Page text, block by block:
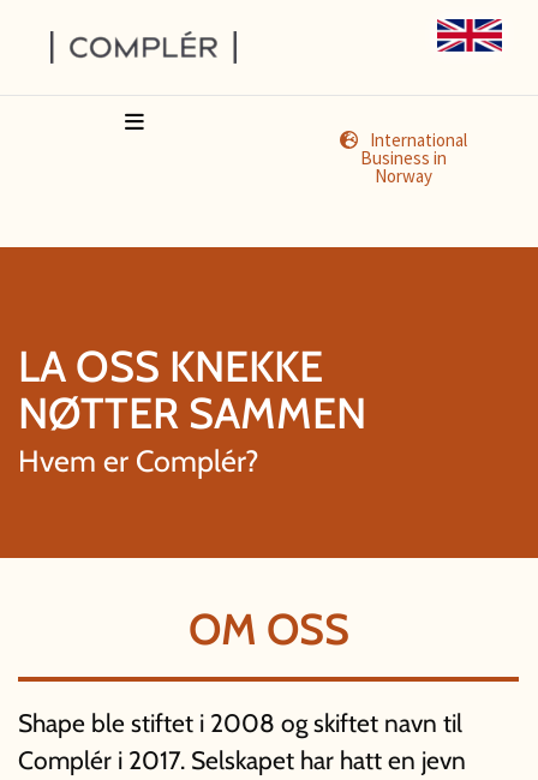
International
Business in
Norway
LA OSS KNEKKE
NØTTER SAMMEN
Hvem er Complér?
OM OSS
Shape ble stiftet i 2008 og skiftet navn til
Complér i 2017. Selskapet har hatt en jevn